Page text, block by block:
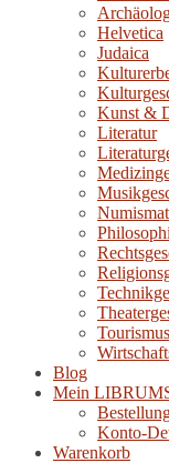
Helvetica
Judaica
Kunst &
Literatur
Blog
Mein
Konto-
Warenkorb